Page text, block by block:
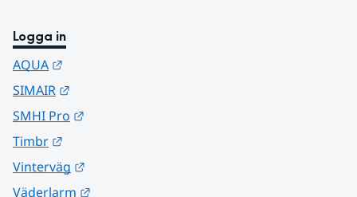
Logga in
AQUA
SIMAIR
SMHI Pro
Timbr
Vinterväg
Väderlarm